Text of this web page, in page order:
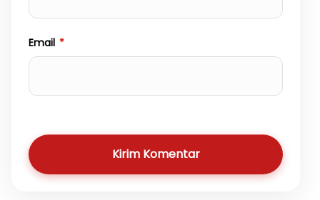
Email *
Kirim Komentar